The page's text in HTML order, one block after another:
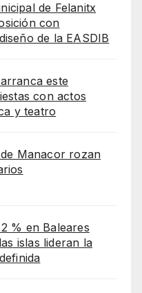
de Felanitx
con
de la EASDIB
este
con actos
y teatro
Manacor rozan
% en Baleares
islas lideran la